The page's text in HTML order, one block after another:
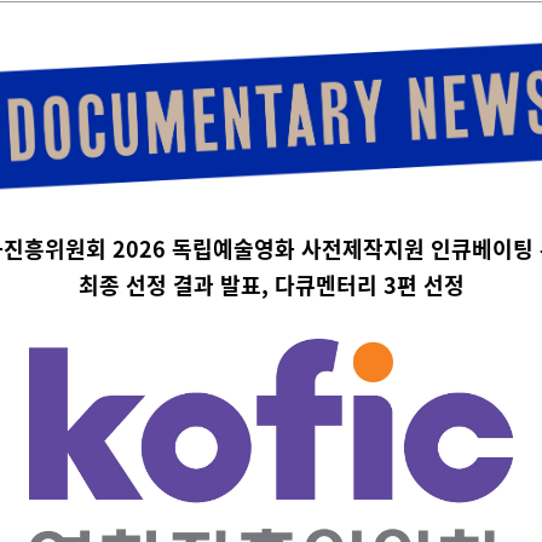
흥위원회 2026 독립예술영화 사전제작지원 인큐베이팅
최종 선정 결과 발표, 다큐멘터리 3편 선정